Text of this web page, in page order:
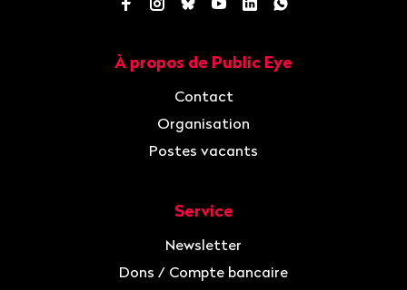
À propos de Public Eye
Contact
Organisation
Postes vacants
Service
Newsletter
Dons / Compte bancaire